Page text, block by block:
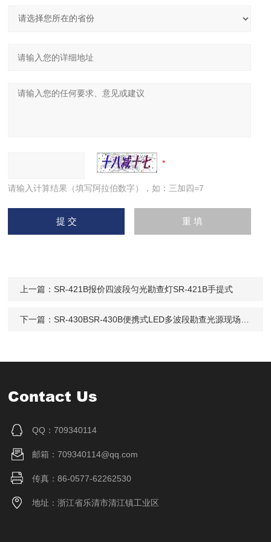
请输入计算结果（填写阿拉伯数字），如：三加四=7
上一篇： SR-421B报价四波段匀光勘查灯SR-421B手提式
下一篇： SR-430BSR-430B便携式LED多波段勘查光源现场痕迹
Contact Us
QQ：709340114
邮箱：709340114@qq.com
传真：86-0577-62262530
地址：浙江省乐清市清江镇工业区